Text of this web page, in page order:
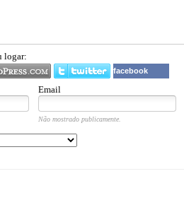
logar:
facebook
Email
Não mostrado publicamente.